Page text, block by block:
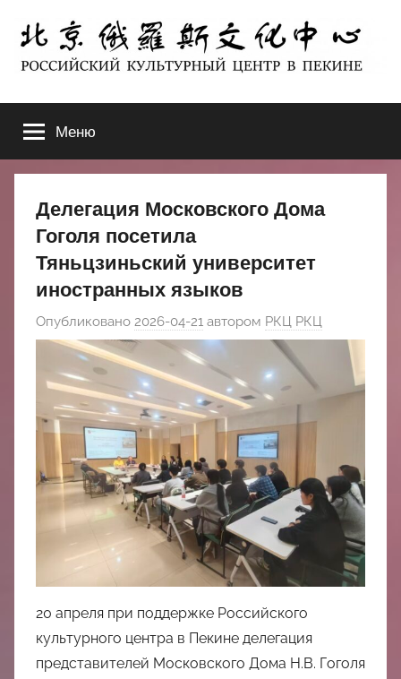
содержимому
北
京
俄
罗
斯
文
化
中
心
ЦЕНТР
В
ПЕКИНЕ
Меню
Делегация Московского Дома
Гоголя посетила
Тяньцзиньский университет
иностранных языков
Опубликовано 2026-04-21 автором РКЦ РКЦ
20 апреля при поддержке Российского
культурного центра в Пекине делегация
представителей Московского Дома Н.В. Гоголя